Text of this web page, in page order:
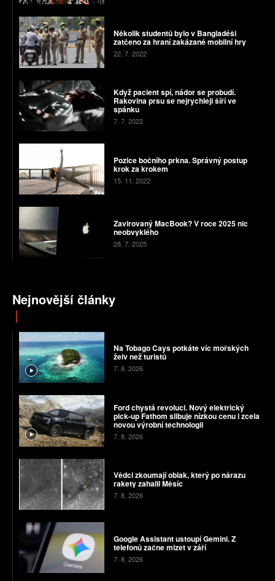
Několik studentů bylo v Bangladéši
zatčeno za hraní zakázané mobilní hry
22. 7. 2022
Když pacient spí, nádor se probudí.
Rakovina prsu se nejrychleji šíří ve
spánku
7. 7. 2022
Pozice bočního prkna. Správný postup
krok za krokem
15. 11. 2022
Zavirovaný MacBook? V roce 2025 nic
neobvyklého
28. 7. 2025
Nejnovější články
Na Tobago Cays potkáte víc mořských
želv než turistů
7. 8. 2026
Ford chystá revoluci. Nový elektrický
pick-up Fathom slibuje nízkou cenu i zcela
novou výrobní technologii
7. 8. 2026
Vědci zkoumají oblak, který po nárazu
rakety zahalil Měsíc
7. 8. 2026
Google Assistant ustoupí Gemini. Z
telefonů začne mizet v září
7. 8. 2026